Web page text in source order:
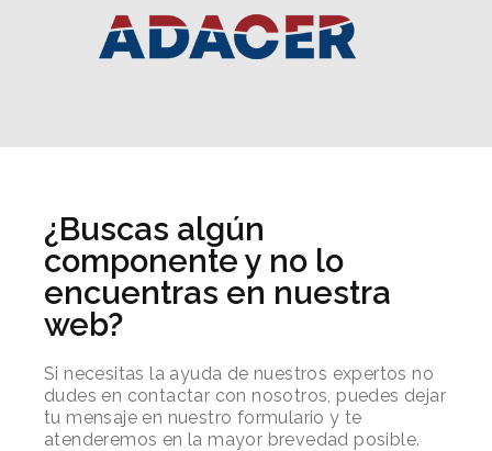
¿Buscas algún
componente y no lo
encuentras en nuestra
web?
Si necesitas la ayuda de nuestros expertos no
dudes en contactar con nosotros, puedes dejar
tu mensaje en nuestro formulario y te
atenderemos en la mayor brevedad posible.